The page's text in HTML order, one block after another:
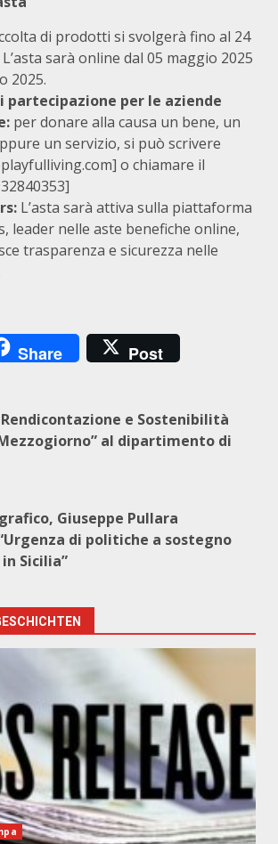
di prodotti si svolgerà fino al 24
sarà online dal 05 maggio 2025
2025.
partecipazione per le aziende
per donare alla causa un bene, un
un servizio, si può scrivere
o chiamare il
L’asta sarà attiva sulla piattaforma
leader nelle aste benefiche online,
trasparenza e sicurezza nelle
Share Post
Rendicontazione e Sostenibilità
al dipartimento di
Giuseppe Pullara
di politiche a sostegno
Sicilia”